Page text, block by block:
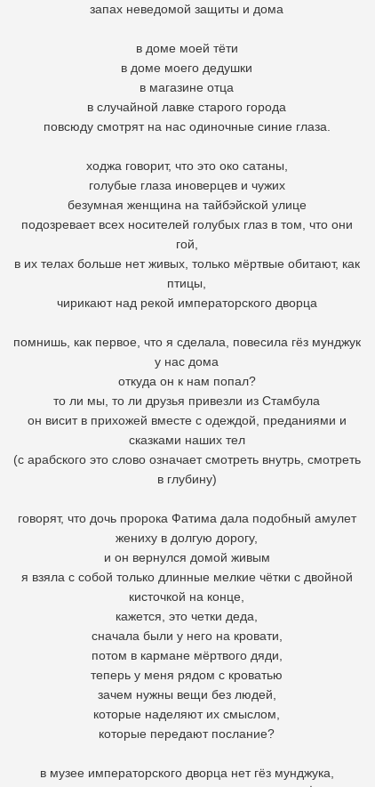
запах неведомой защиты и дома
в доме моей тёти
в доме моего дедушки
в магазине отца
в случайной лавке старого города
повсюду смотрят на нас одиночные синие глаза.
ходжа говорит, что это око сатаны,
голубые глаза иноверцев и чужих
безумная женщина на тайбэйской улице
подозревает всех носителей голубых глаз в том, что они
гой,
в их телах больше нет живых, только мёртвые обитают, как
птицы,
чирикают над рекой императорского дворца
помнишь, как первое, что я сделала, повесила гёз мунджук
у нас дома
откуда он к нам попал?
то ли мы, то ли друзья привезли из Стамбула
он висит в прихожей вместе с одеждой, преданиями и
сказками наших тел
(с арабского это слово означает смотреть внутрь, смотреть
в глубину)
говорят, что дочь пророка Фатима дала подобный амулет
жениху в долгую дорогу,
и он вернулся домой живым
я взяла с собой только длинные мелкие чётки с двойной
кисточкой на конце,
кажется, это четки деда,
сначала были у него на кровати,
потом в кармане мёртвого дяди,
теперь у меня рядом с кроватью
зачем нужны вещи без людей,
которые наделяют их смыслом,
которые передают послание?
в музее императорского дворца нет гёз мунджука,